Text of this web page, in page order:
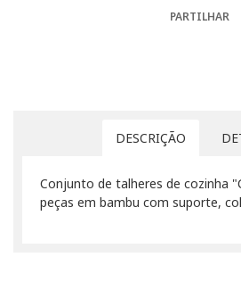
PARTILHAR
DESCRIÇÃO
Conjunto de talheres de cozinha
peças em bambu com suporte,